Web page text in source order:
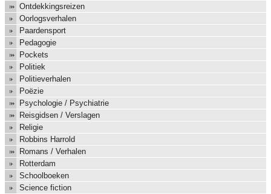
Ontdekkingsreizen
Oorlogsverhalen
Paardensport
Pedagogie
Pockets
Politiek
Politieverhalen
Poëzie
Psychologie / Psychiatrie
Reisgidsen / Verslagen
Religie
Robbins Harrold
Romans / Verhalen
Rotterdam
Schoolboeken
Science fiction